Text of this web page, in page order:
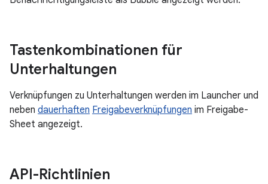
Tastenkombinationen für
Unterhaltungen
Verknüpfungen zu Unterhaltungen werden im Launcher und
neben dauerhaften Freigabeverknüpfungen im Freigabe-
Sheet angezeigt.
API-Richtlinien